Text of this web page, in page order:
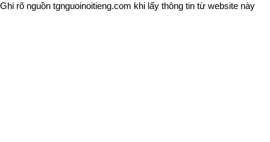
Ghi rõ nguồn tgnguoinoitieng.com khi lấy thông tin từ website này